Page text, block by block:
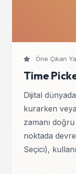
Öne Çıkan
Time
Dijital
kurarken
zamanı
noktada
Seçici),